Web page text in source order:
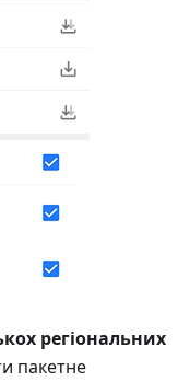
регіональних
пакетне